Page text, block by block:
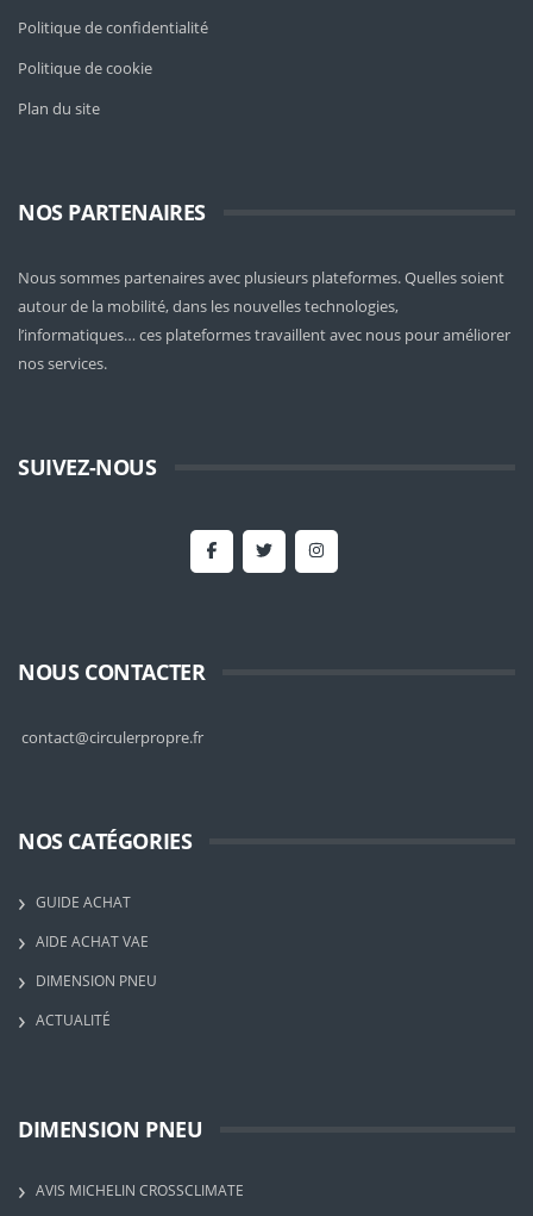
Politique de confidentialité
Politique de cookie
Plan du site
NOS PARTENAIRES
Nous sommes partenaires avec plusieurs plateformes. Quelles soient
autour de la mobilité, dans les nouvelles technologies,
l’informatiques… ces plateformes travaillent avec nous pour améliorer
nos services.
SUIVEZ-NOUS
NOUS CONTACTER
contact@circulerpropre.fr
NOS CATÉGORIES
GUIDE ACHAT
AIDE ACHAT VAE
DIMENSION PNEU
ACTUALITÉ
DIMENSION PNEU
AVIS MICHELIN CROSSCLIMATE